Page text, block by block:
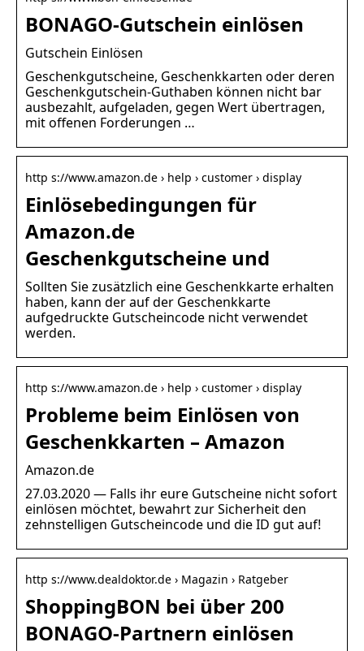
BONAGO-Gutschein einlösen
Gutschein Einlösen
Geschenkgutscheine, Geschenkkarten oder deren
Geschenkgutschein-Guthaben können nicht bar
ausbezahlt, aufgeladen, gegen Wert übertragen,
mit offenen Forderungen …
http s://www.amazon.de › help › customer › display
Einlösebedingungen für
Amazon.de
Geschenkgutscheine und
Sollten Sie zusätzlich eine Geschenkkarte erhalten
haben, kann der auf der Geschenkkarte
aufgedruckte Gutscheincode nicht verwendet
werden.
http s://www.amazon.de › help › customer › display
Probleme beim Einlösen von
Geschenkkarten – Amazon
Amazon.de
27.03.2020 — Falls ihr eure Gutscheine nicht sofort
einlösen möchtet, bewahrt zur Sicherheit den
zehnstelligen Gutscheincode und die ID gut auf!
http s://www.dealdoktor.de › Magazin › Ratgeber
ShoppingBON bei über 200
BONAGO-Partnern einlösen